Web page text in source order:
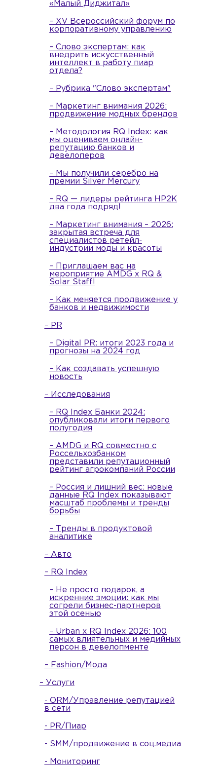
«Малый Диджитал»
– XV Всероссийский форум по
корпоративному управлению
– Слово экспертам: как
внедрить искусственный
интеллект в работу пиар
отдела?
– Рубрика "Слово экспертам"
– Маркетинг внимания 2026:
продвижение модных брендов
– Методология RQ Index: как
мы оцениваем онлайн-
репутацию банков и
девелоперов
– Мы получили серебро на
премии Silver Mercury
– RQ — лидеры рейтинга НР2К
два года подряд!
– Маркетинг внимания – 2026:
закрытая встреча для
специалистов ретейл-
индустрии моды и красоты
– Приглашаем вас на
мероприятие AMDG x RQ &
Solar Staff!
– Как меняется продвижение у
банков и недвижимости
– PR
– Digital PR: итоги 2023 года и
прогнозы на 2024 год
– Как создавать успешную
новость
– Исследования
– RQ Index Банки 2024:
опубликовали итоги первого
полугодия
– AMDG и RQ совместно с
Россельхозбанком
представили репутационный
рейтинг агрокомпаний России
– Россия и лишний вес: новые
данные RQ Index показывают
масштаб проблемы и тренды
борьбы
– Тренды в продуктовой
аналитике
– Авто
– RQ Index
– Не просто подарок, а
искренние эмоции: как мы
согрели бизнес-партнеров
этой осенью
– Urban x RQ Index 2026: 100
самых влиятельных и медийных
персон в девелопменте
– Fashion/Мода
– Услуги
- ORM/Управление репутацией
в сети
- PR/Пиар
- SMM/продвижение в соц.медиа
- Мониторинг